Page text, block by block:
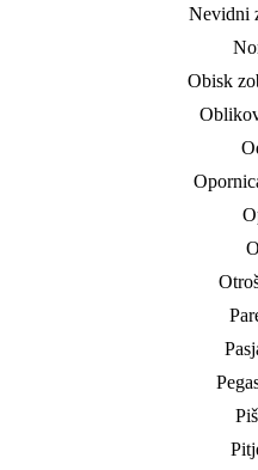
Nevidni
Obisk